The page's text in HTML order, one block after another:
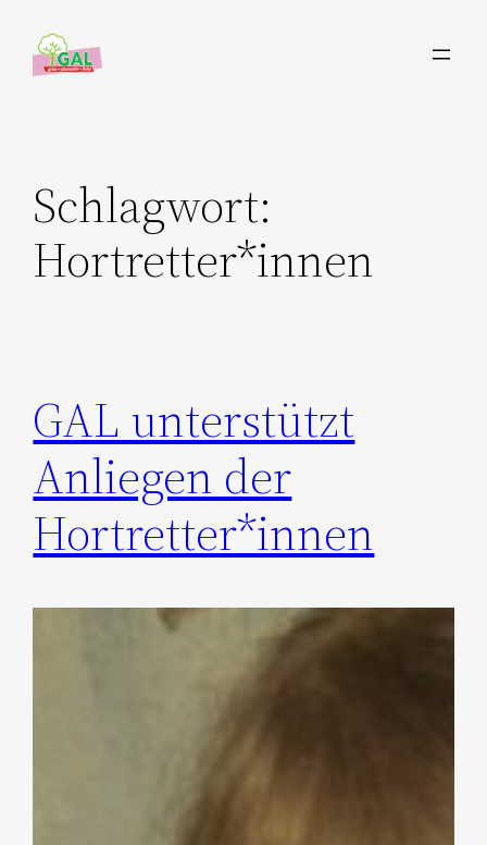
Inhalt
springen
Schlagwort:
Hortretter*innen
GAL unterstützt
Anliegen der
Hortretter*innen